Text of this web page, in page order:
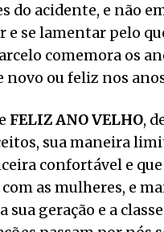
do acidente, e não
e se lamentar pelo
comemora os
ou feliz nos
FELIZ ANO VELHO,
sua maneira
confortável e
as mulheres, e
geração e a